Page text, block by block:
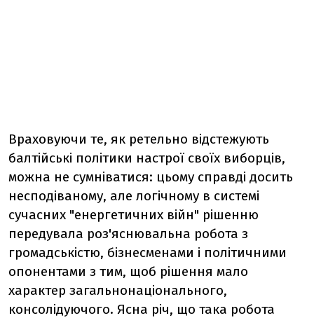
Враховуючи те, як ретельно відстежують
балтійські політики настрої своїх виборців,
можна не сумніватися: цьому справді досить
несподіваному, але логічному в системі
сучасних "енергетичних війн" рішенню
передувала роз'яснювальна робота з
громадськістю, бізнесменами і політичними
опонентами з тим, щоб рішення мало
характер загальнонаціонального,
консолідуючого. Ясна річ, що така робота